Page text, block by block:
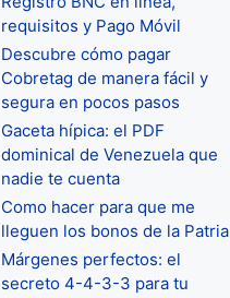
requisitos y Pago Móvil
Descubre cómo pagar
Cobretag de manera fácil y
segura en pocos pasos
Gaceta hípica: el PDF
dominical de Venezuela que
nadie te cuenta
Como hacer para que me
lleguen los bonos de la Patria
Márgenes perfectos: el
secreto 4-4-3-3 para tu